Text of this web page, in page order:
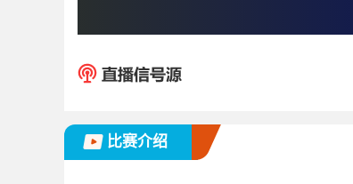
比赛介绍